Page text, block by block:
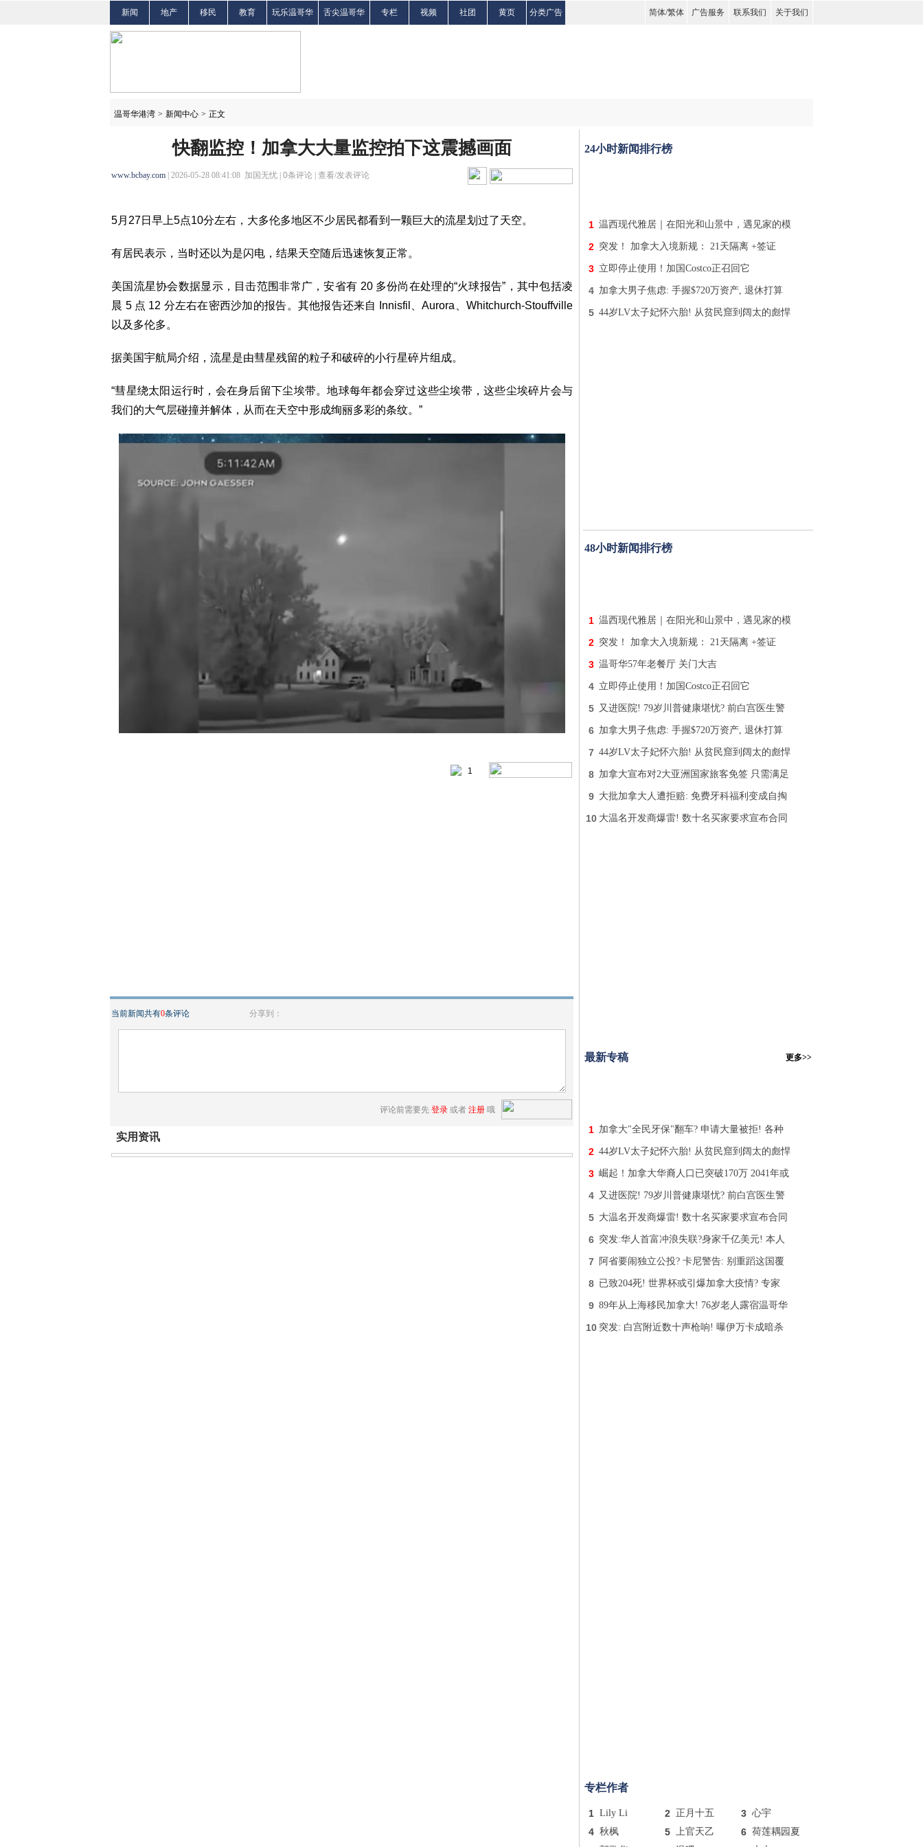
新闻 地产 移民 教育 玩乐温哥华 舌尖温哥华 专栏 视频 社团 黄页 分类广告 简体/繁体 广告服务 联系我们 关于我们
温哥华港湾 > 新闻中心 > 正文
快翻监控！加拿大大量监控拍下这震撼画面
www.bcbay.com | 2026-05-28 08:41:08 加国无忧 | 0条评论 | 查看/发表评论
5月27日早上5点10分左右，大多伦多地区不少居民都看到一颗巨大的流星划过了天空。
有居民表示，当时还以为是闪电，结果天空随后迅速恢复正常。
美国流星协会数据显示，目击范围非常广，安省有 20 多份尚在处理的“火球报告”，其中包括凌
晨 5 点 12 分左右在密西沙加的报告。其他报告还来自 Innisfil、Aurora、Whitchurch-Stouffville
以及多伦多。
据美国宇航局介绍，流星是由彗星残留的粒子和破碎的小行星碎片组成。
“彗星绕太阳运行时，会在身后留下尘埃带。地球每年都会穿过这些尘埃带，这些尘埃碎片会与
我们的大气层碰撞并解体，从而在天空中形成绚丽多彩的条纹。”
1
当前新闻共有0条评论 分享到：
评论前需要先 登录 或者 注册 哦
实用资讯
24小时新闻排行榜
1 温西现代雅居｜在阳光和山景中，遇见家的模
2 突发！ 加拿大入境新规： 21天隔离 +签证
3 立即停止使用！加国Costco正召回它
4 加拿大男子焦虑: 手握$720万资产, 退休打算
5 44岁LV太子妃怀六胎! 从贫民窟到阔太的彪悍
48小时新闻排行榜
1 温西现代雅居｜在阳光和山景中，遇见家的模
2 突发！ 加拿大入境新规： 21天隔离 +签证
3 温哥华57年老餐厅 关门大吉
4 立即停止使用！加国Costco正召回它
5 又进医院! 79岁川普健康堪忧? 前白宫医生警
6 加拿大男子焦虑: 手握$720万资产, 退休打算
7 44岁LV太子妃怀六胎! 从贫民窟到阔太的彪悍
8 加拿大宣布对2大亚洲国家旅客免签 只需满足
9 大批加拿大人遭拒赔: 免费牙科福利变成自掏
10 大温名开发商爆雷! 数十名买家要求宣布合同
最新专稿 更多>>
1 加拿大"全民牙保"翻车? 申请大量被拒! 各种
2 44岁LV太子妃怀六胎! 从贫民窟到阔太的彪悍
3 崛起！加拿大华裔人口已突破170万 2041年或
4 又进医院! 79岁川普健康堪忧? 前白宫医生警
5 大温名开发商爆雷! 数十名买家要求宣布合同
6 突发:华人首富冲浪失联?身家千亿美元! 本人
7 阿省要闹独立公投? 卡尼警告: 别重蹈这国覆
8 已致204死! 世界杯或引爆加拿大疫情? 专家
9 89年从上海移民加拿大! 76岁老人露宿温哥华
10 突发: 白宫附近数十声枪响! 曝伊万卡成暗杀
专栏作者
1 Lily Li 2 正月十五 3 心宇
4 秋枫 5 上官天乙 6 荷莲耦园夏